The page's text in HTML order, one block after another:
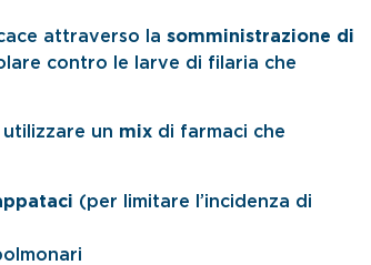
attraverso la somministrazione di
contro le larve di filaria che
un mix di farmaci che
(per limitare l’incidenza di